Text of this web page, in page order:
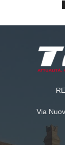
Via